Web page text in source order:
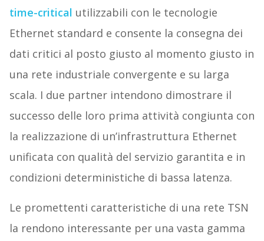
time-critical utilizzabili con le tecnologie
Ethernet standard e consente la consegna dei
dati critici al posto giusto al momento giusto in
una rete industriale convergente e su larga
scala. I due partner intendono dimostrare il
successo delle loro prima attività congiunta con
la realizzazione di un’infrastruttura Ethernet
unificata con qualità del servizio garantita e in
condizioni deterministiche di bassa latenza.
Le promettenti caratteristiche di una rete TSN
la rendono interessante per una vasta gamma